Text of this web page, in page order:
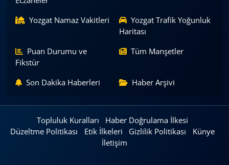
Yozgat Namaz Vakitleri
Yozgat Trafik Yoğunluk
Haritası
Puan Durumu ve
Fikstür
Tüm Manşetler
Son Dakika Haberleri Haber Arşivi
Topluluk Kuralları
Haber Doğrulama İlkesi
Düzeltme Politikası
Etik İlkeleri Gizlilik Politikası
Künye
İletişim